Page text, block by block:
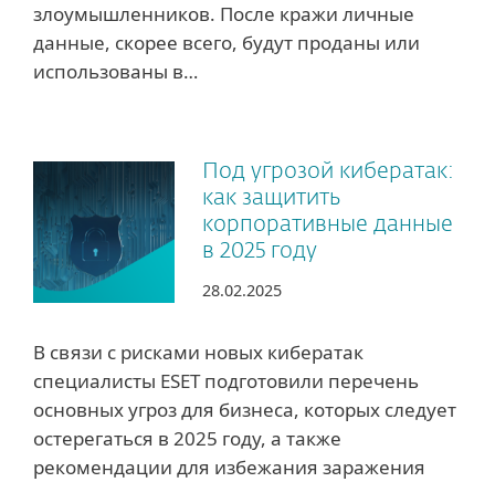
злоумышленников. После кражи личные
данные, скорее всего, будут проданы или
использованы в…
Под угрозой кибератак:
как защитить
корпоративные данные
в 2025 году
28.02.2025
В связи с рисками новых кибератак
специалисты ESET подготовили перечень
основных угроз для бизнеса, которых следует
остерегаться в 2025 году, а также
рекомендации для избежания заражения